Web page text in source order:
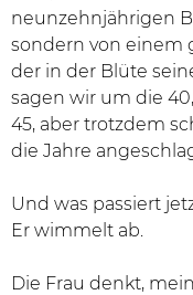
neunzehnjährigen
sondern von einem
der in der Blüte
sagen wir um die 40,
45, aber trotzdem
die Jahre
Und was passiert
Er wimmelt ab.
Die Frau denkt,